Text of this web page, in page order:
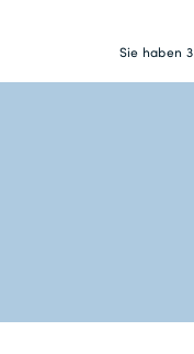
Sie haben